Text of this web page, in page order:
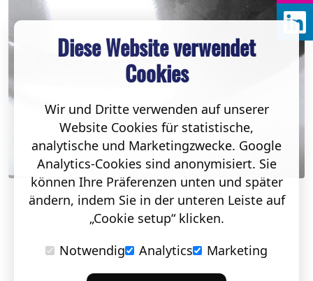
Diese Website verwendet
Cookies
Wir und Dritte verwenden auf unserer
Website Cookies für statistische,
analytische und Marketingzwecke. Google
Analytics-Cookies sind anonymisiert. Sie
können Ihre Präferenzen unten und später
ändern, indem Sie in der unteren Leiste auf
„Cookie setup“ klicken.
Notwendig
Analytics Marketing